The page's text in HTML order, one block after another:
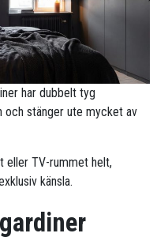
har dubbelt tyg
och stänger ute mycket av
eller TV-rummet helt,
känsla.